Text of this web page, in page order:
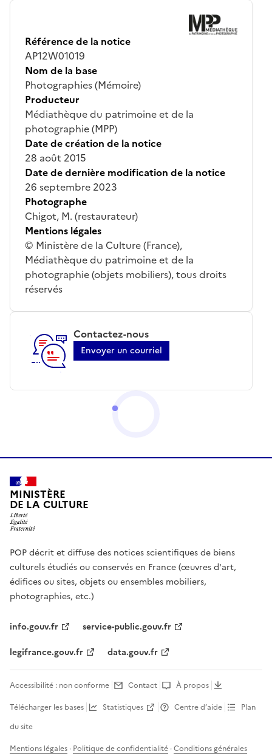
Référence de la notice
AP12W01019
Nom de la base
Photographies (Mémoire)
Producteur
Médiathèque du patrimoine et de la
photographie (MPP)
Date de création de la notice
28 août 2015
Date de dernière modification de la notice
26 septembre 2023
Photographe
Chigot, M. (restaurateur)
Mentions légales
© Ministère de la Culture (France),
Médiathèque du patrimoine et de la
photographie (objets mobiliers), tous droits
réservés
Contactez-nous
Envoyer un courriel
MINISTÈRE
DE LA CULTURE
POP décrit et diffuse des notices scientifiques de biens
culturels étudiés ou conservés en France (œuvres d'art,
édifices ou sites, objets ou ensembles mobiliers,
photographies, etc.)
info.gouv.fr
service-public.gouv.fr
legifrance.gouv.fr
data.gouv.fr
Accessibilité : non conforme Contact
À propos
Télécharger les bases
Statistiques Centre d’aide
Plan
du site
Mentions légales · Politique de confidentialité ·Conditions générales